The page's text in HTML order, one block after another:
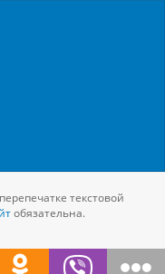
текстовой
обязательна.